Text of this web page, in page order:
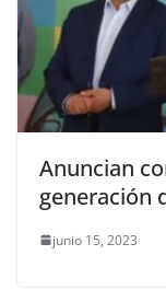
Anuncian
generación
junio 15, 2023